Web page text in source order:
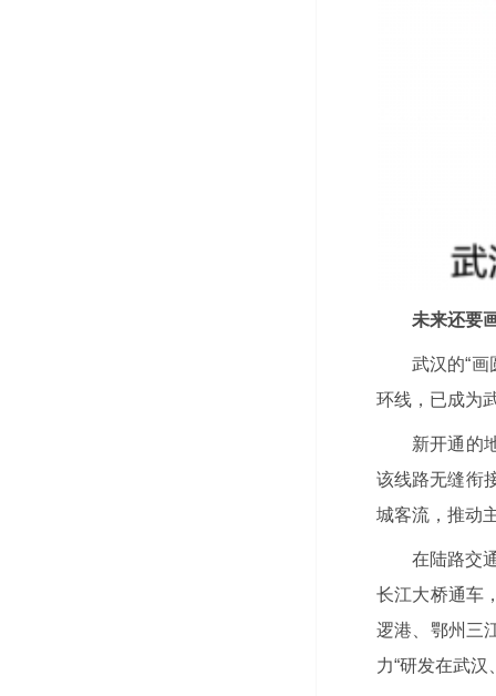
未来还要
武汉的“画
环线，已成为
新开通的
该线路无缝衔
城客流，推动
在陆路交
长江大桥通车
逻港、鄂州三
力“研发在武